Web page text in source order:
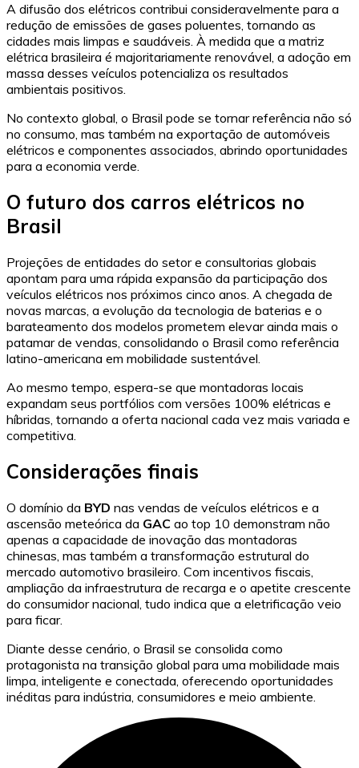
A difusão dos elétricos contribui consideravelmente para a
redução de emissões de gases poluentes, tornando as
cidades mais limpas e saudáveis. À medida que a matriz
elétrica brasileira é majoritariamente renovável, a adoção em
massa desses veículos potencializa os resultados
ambientais positivos.
No contexto global, o Brasil pode se tornar referência não só
no consumo, mas também na exportação de automóveis
elétricos e componentes associados, abrindo oportunidades
para a economia verde.
O futuro dos carros elétricos no
Brasil
Projeções de entidades do setor e consultorias globais
apontam para uma rápida expansão da participação dos
veículos elétricos nos próximos cinco anos. A chegada de
novas marcas, a evolução da tecnologia de baterias e o
barateamento dos modelos prometem elevar ainda mais o
patamar de vendas, consolidando o Brasil como referência
latino-americana em mobilidade sustentável.
Ao mesmo tempo, espera-se que montadoras locais
expandam seus portfólios com versões 100% elétricas e
híbridas, tornando a oferta nacional cada vez mais variada e
competitiva.
Considerações finais
O domínio da BYD nas vendas de veículos elétricos e a
ascensão meteórica da GAC ao top 10 demonstram não
apenas a capacidade de inovação das montadoras
chinesas, mas também a transformação estrutural do
mercado automotivo brasileiro. Com incentivos fiscais,
ampliação da infraestrutura de recarga e o apetite crescente
do consumidor nacional, tudo indica que a eletrificação veio
para ficar.
Diante desse cenário, o Brasil se consolida como
protagonista na transição global para uma mobilidade mais
limpa, inteligente e conectada, oferecendo oportunidades
inéditas para indústria, consumidores e meio ambiente.